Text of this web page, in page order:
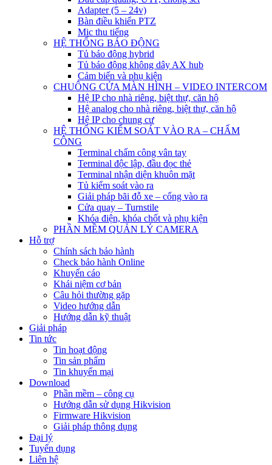
Adapter (5 – 24v)
Bàn điều khiển PTZ
Mic thu tiếng
HỆ THỐNG BÁO ĐỘNG
Tủ báo động hybrid
Tủ báo động không dây AX hub
Cảm biến và phụ kiện
CHUÔNG CỬA MÀN HÌNH – VIDEO INTERCOM
Hệ IP cho nhà riêng, biệt thự, căn hộ
Hệ analog cho nhà riêng, biệt thự, căn hộ
Hệ IP cho chung cư
HỆ THỐNG KIỂM SOÁT VÀO RA – CHẤM
CÔNG
Terminal chấm công vân tay
Terminal độc lập, đầu đọc thẻ
Terminal nhận diện khuôn mặt
Tủ kiểm soát vào ra
Giải pháp bãi đỗ xe – cổng vào ra
Cửa quay – Turnstile
Khóa điện, khóa chốt và phụ kiện
PHẦN MỀM QUẢN LÝ CAMERA
Hỗ trợ
Chính sách bảo hành
Check bảo hành Online
Khuyến cáo
Khái niệm cơ bản
Câu hỏi thường gặp
Video hướng dẫn
Hướng dẫn kỹ thuật
Giải pháp
Tin tức
Tin hoạt động
Tin sản phẩm
Tin khuyến mại
Download
Phần mềm – công cụ
Hướng dẫn sử dụng Hikvision
Firmware Hikvision
Giải pháp thông dụng
Đại lý
Tuyển dụng
Liên hệ